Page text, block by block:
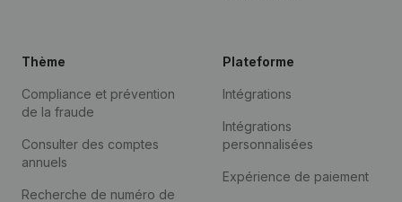
Thème
Compliance et prévention
de la fraude
Consulter des comptes
annuels
Recherche de numéro de
Plateforme
Intégrations
Intégrations
personnalisées
Expérience de paiement